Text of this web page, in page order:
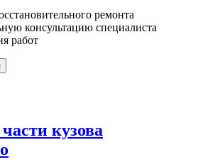
ремонта
консультацию специалиста
работ
кузова